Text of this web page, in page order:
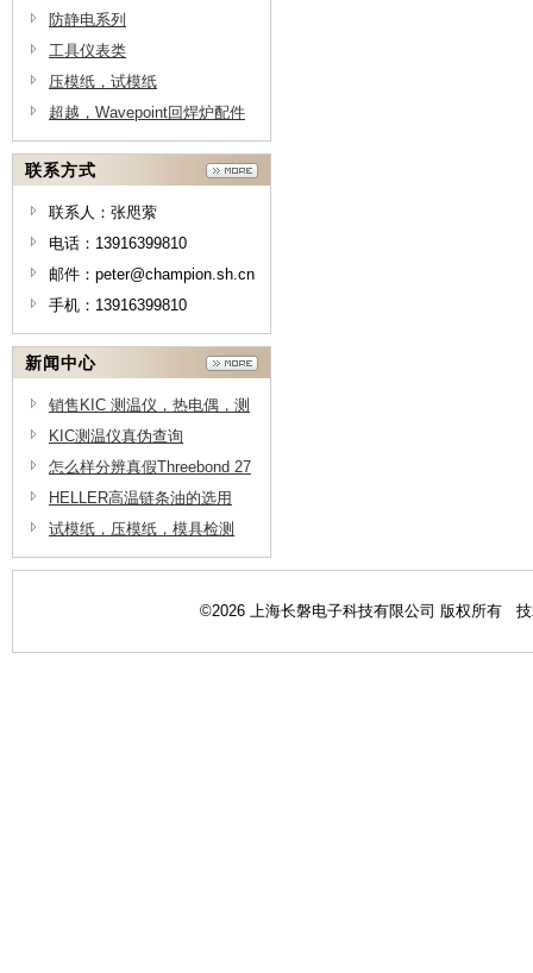
防静电系列
工具仪表类
压模纸，试模纸
超越，Wavepoint回焊炉配件
联系方式
联系人：张咫萦
电话：13916399810
邮件：peter@champion.sh.cn
手机：13916399810
新闻中心
销售KIC 测温仪，热电偶，测
温线供应商，测温线原理-上海
长磐电子
KIC测温仪真伪查询
怎么样分辨真假Threebond 27
06三键脱脂剂
HELLER高温链条油的选用
试模纸，压模纸，模具检测
纸，模具检查纸在半导体模具
©2026 上海长磐电子科技有限公司 版权所有